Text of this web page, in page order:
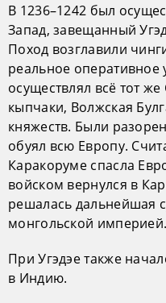
В 1236–1242 был
Запад, завещанный
Поход возглавили
реальное оперативное
осуществлял всё тот
кыпчаки, Волжская
княжеств. Были
обуял всю Европу.
Каракоруме спасла
войском вернулся в
решалась дальнейшая
монгольской империей.
При Угэдэе также
в Индию.